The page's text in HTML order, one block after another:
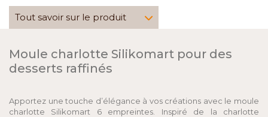
Tout savoir sur le produit
Moule charlotte Silikomart pour des
desserts raffinés
Apportez une touche d’élégance à vos créations avec le moule
charlotte Silikomart 6 empreintes. Inspiré de la charlotte